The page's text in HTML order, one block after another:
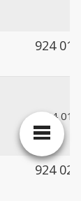
924
924
924